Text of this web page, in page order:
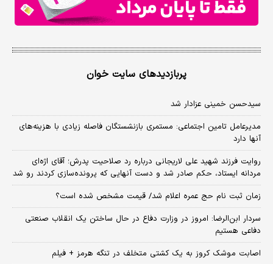
پربازدیدهای سایت خوان
سیدحسن خمینی عزادار شد
مدیرعامل تامین اجتماعی: مستمری بازنشستگان فاصله زیادی با هزینه‌های
آنها دارد
روایت فرزند شهید علی لاریجانی درباره رد صلاحیت پدرش؛ آقای اژه‌ای
مردانه ایستاد، حکم صادر شد و دست آنهایی که پرونده‌سازی کردند رو شد
زمان ثبت‌ نام حج عمره اعلام شد/ قیمت مشخص شده است؟
سردار ابن‌الرضا: امروز در وزارت دفاع در حال ساختن یک انقلاب صنعتی
دفاعی هستیم
اصابت موشک کروز به یک کشتی متخلف در تنگه هرمز + فیلم